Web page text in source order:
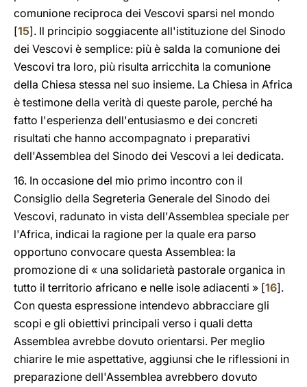
comunione reciproca dei Vescovi sparsi nel mondo
[15]. Il principio soggiacente all'istituzione del Sinodo
dei Vescovi è semplice: più è salda la comunione dei
Vescovi tra loro, più risulta arricchita la comunione
della Chiesa stessa nel suo insieme. La Chiesa in Africa
è testimone della verità di queste parole, perché ha
fatto l'esperienza dell'entusiasmo e dei concreti
risultati che hanno accompagnato i preparativi
dell'Assemblea del Sinodo dei Vescovi a lei dedicata.
16. In occasione del mio primo incontro con il
Consiglio della Segreteria Generale del Sinodo dei
Vescovi, radunato in vista dell'Assemblea speciale per
l'Africa, indicai la ragione per la quale era parso
opportuno convocare questa Assemblea: la
promozione di « una solidarietà pastorale organica in
tutto il territorio africano e nelle isole adiacenti » [16].
Con questa espressione intendevo abbracciare gli
scopi e gli obiettivi principali verso i quali detta
Assemblea avrebbe dovuto orientarsi. Per meglio
chiarire le mie aspettative, aggiunsi che le riflessioni in
preparazione dell'Assemblea avrebbero dovuto